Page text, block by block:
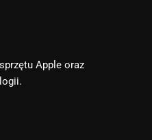
Apple oraz